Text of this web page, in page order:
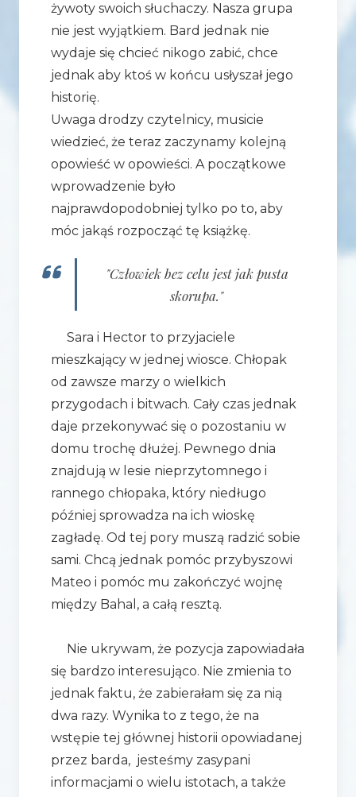
żywoty swoich słuchaczy. Nasza grupa
nie jest wyjątkiem. Bard jednak nie
wydaje się chcieć nikogo zabić, chce
jednak aby ktoś w końcu usłyszał jego
historię.
Uwaga drodzy czytelnicy, musicie
wiedzieć, że teraz zaczynamy kolejną
opowieść w opowieści. A początkowe
wprowadzenie było
najprawdopodobniej tylko po to, aby
móc jakąś rozpocząć tę książkę.
"Człowiek bez celu jest jak pusta
skorupa."
Sara i Hector to przyjaciele
mieszkający w jednej wiosce. Chłopak
od zawsze marzy o wielkich
przygodach i bitwach. Cały czas jednak
daje przekonywać się o pozostaniu w
domu trochę dłużej. Pewnego dnia
znajdują w lesie nieprzytomnego i
rannego chłopaka, który niedługo
później sprowadza na ich wioskę
zagładę. Od tej pory muszą radzić sobie
sami. Chcą jednak pomóc przybyszowi
Mateo i pomóc mu zakończyć wojnę
między Bahal, a całą resztą.
Nie ukrywam, że pozycja zapowiadała
się bardzo interesująco. Nie zmienia to
jednak faktu, że zabierałam się za nią
dwa razy. Wynika to z tego, że na
wstępie tej głównej historii opowiadanej
przez barda, jesteśmy zasypani
informacjami o wielu istotach, a także